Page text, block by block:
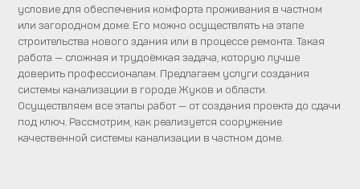
условие для обеспечения комфорта проживания в частном
или загородном доме. Его можно осуществлять на этапе
строительства нового здания или в процессе ремонта. Такая
работа — сложная и трудоёмкая задача, которую лучше
доверить профессионалам. Предлагаем услуги создания
системы канализации в городе Жуков и области.
Осуществляем все этапы работ — от создания проекта до сдачи
под ключ. Рассмотрим, как реализуется сооружение
качественной системы канализации в частном доме.